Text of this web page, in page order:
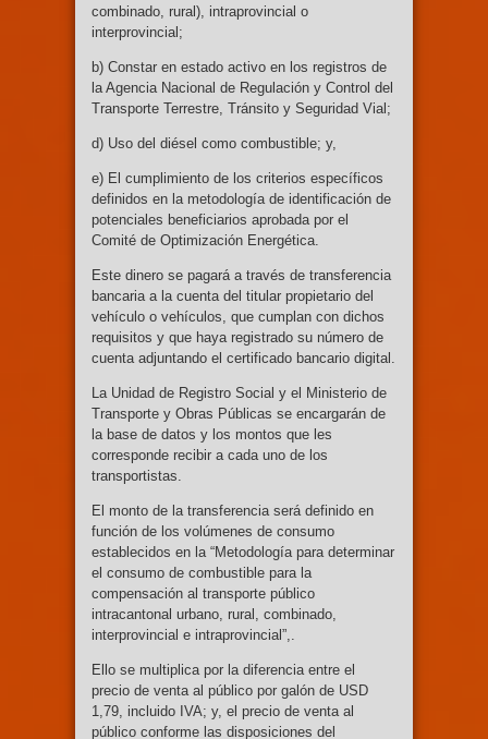
combinado, rural), intraprovincial o
interprovincial;
b) Constar en estado activo en los registros de
la Agencia Nacional de Regulación y Control del
Transporte Terrestre, Tránsito y Seguridad Vial;
d) Uso del diésel como combustible; y,
e) El cumplimiento de los criterios específicos
definidos en la metodología de identificación de
potenciales beneficiarios aprobada por el
Comité de Optimización Energética.
Este dinero se pagará a través de transferencia
bancaria a la cuenta del titular propietario del
vehículo o vehículos, que cumplan con dichos
requisitos y que haya registrado su número de
cuenta adjuntando el certificado bancario digital.
La Unidad de Registro Social y el Ministerio de
Transporte y Obras Públicas se encargarán de
la base de datos y los montos que les
corresponde recibir a cada uno de los
transportistas.
El monto de la transferencia será definido en
función de los volúmenes de consumo
establecidos en la “Metodología para determinar
el consumo de combustible para la
compensación al transporte público
intracantonal urbano, rural, combinado,
interprovincial e intraprovincial”,.
Ello se multiplica por la diferencia entre el
precio de venta al público por galón de USD
1,79, incluido IVA; y, el precio de venta al
público conforme las disposiciones del